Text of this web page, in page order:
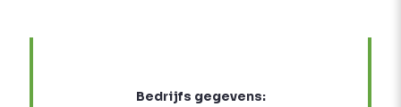
Bedrijfs gegevens: